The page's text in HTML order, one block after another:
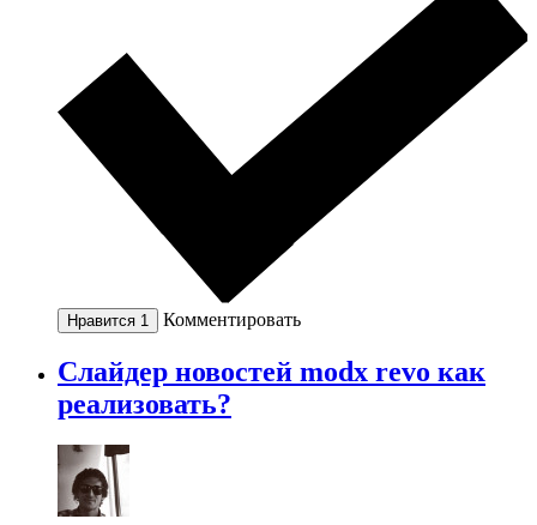
Нравится 1 Комментировать
Слайдер новостей modx revo как
реализовать?